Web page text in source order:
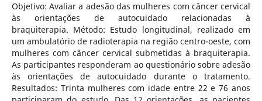
Objetivo: Avaliar a adesão das mulheres com câncer cervical
às orientações de autocuidado relacionadas à
braquiterapia. Método: Estudo longitudinal, realizado em
um ambulatório de radioterapia na região centro-oeste, com
mulheres com câncer cervical submetidas à braquiterapia.
As participantes responderam ao questionário sobre adesão
às orientações de autocuidado durante o tratamento.
Resultados: Trinta mulheres com idade entre 22 e 76 anos